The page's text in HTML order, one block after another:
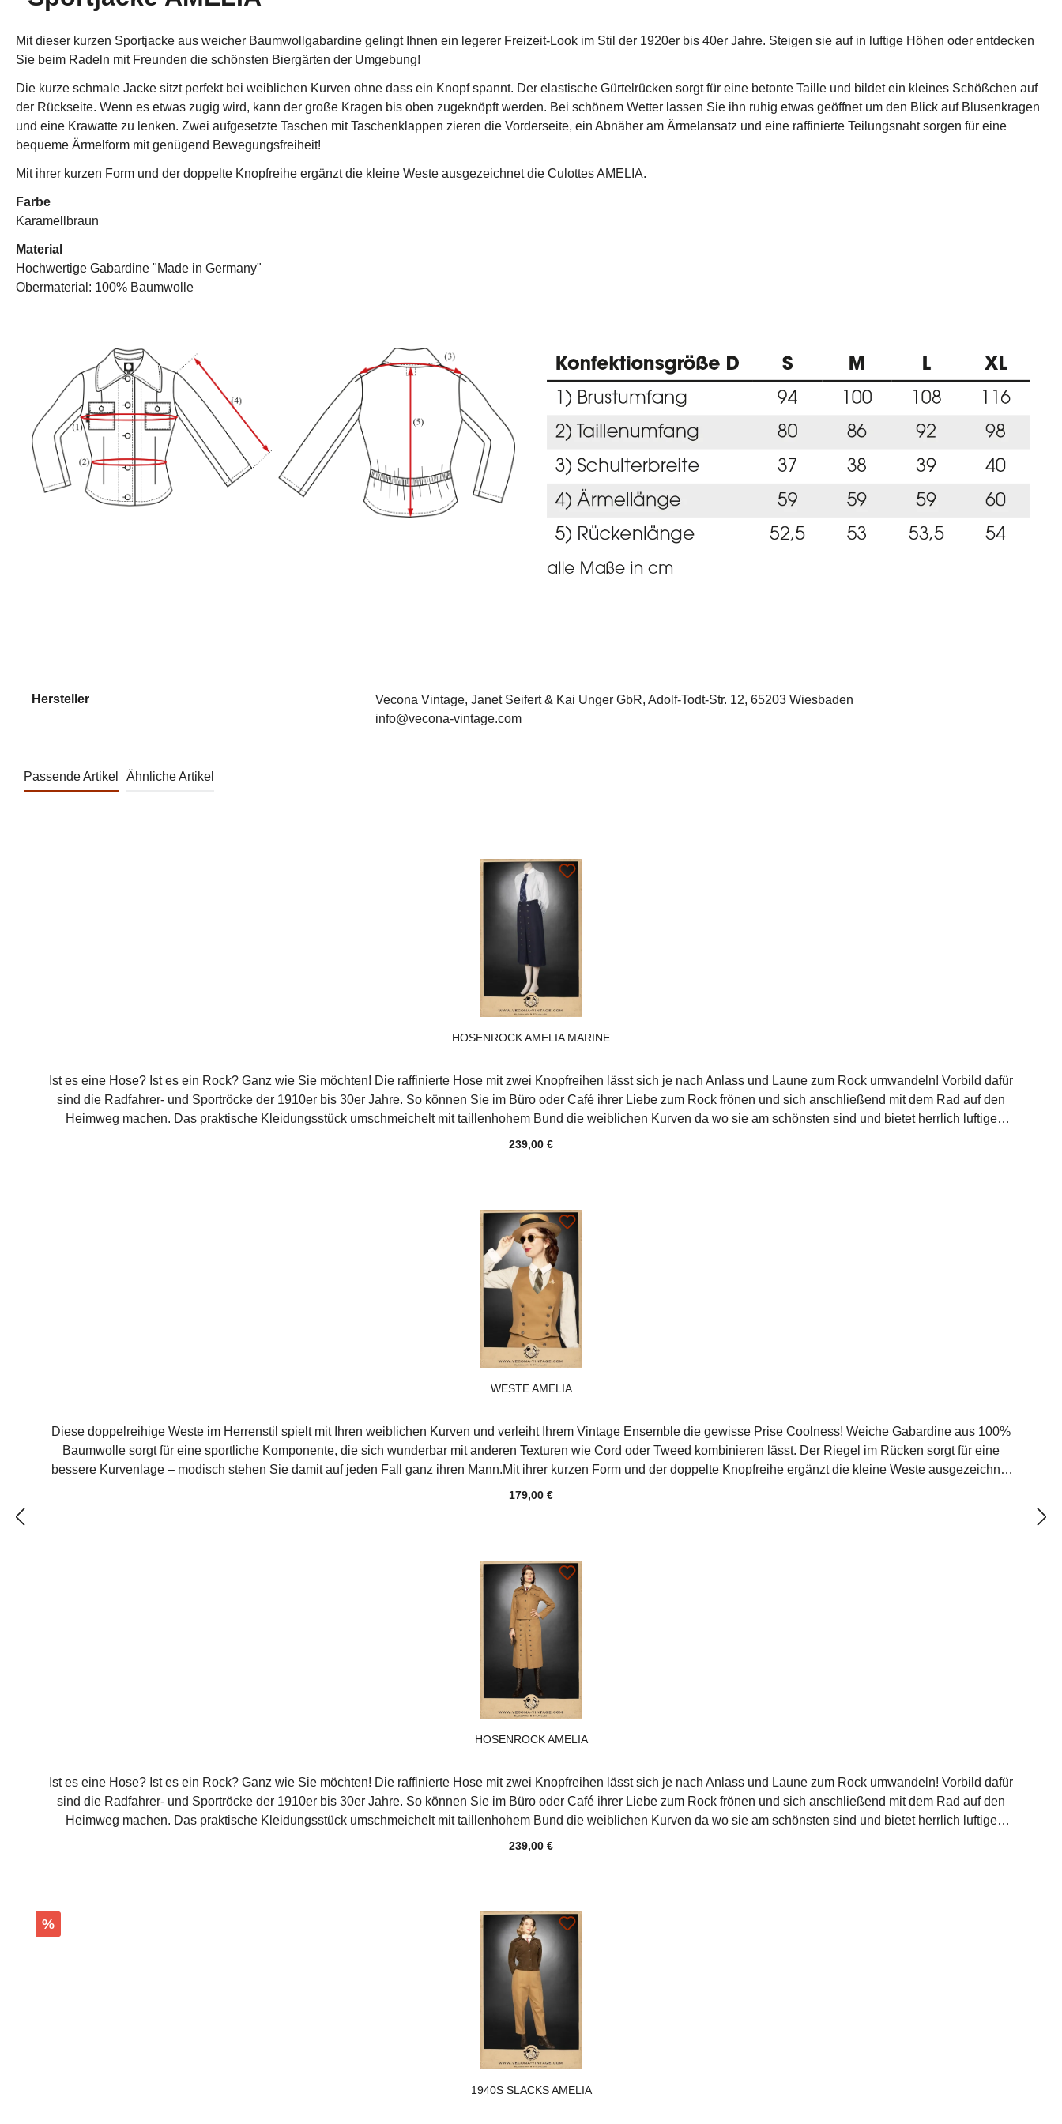
Mit dieser kurzen Sportjacke aus weicher Baumwollgabardine gelingt Ihnen ein legerer Freizeit-Look im Stil der 1920er bis 40er Jahre. Steigen sie auf in luftige Höhen oder entdecken
Sie beim Radeln mit Freunden die schönsten Biergärten der Umgebung!
Die kurze schmale Jacke sitzt perfekt bei weiblichen Kurven ohne dass ein Knopf spannt. Der elastische Gürtelrücken sorgt für eine betonte Taille und bildet ein kleines Schößchen auf
der Rückseite. Wenn es etwas zugig wird, kann der große Kragen bis oben zugeknöpft werden. Bei schönem Wetter lassen Sie ihn ruhig etwas geöffnet um den Blick auf Blusenkragen
und eine Krawatte zu lenken. Zwei aufgesetzte Taschen mit Taschenklappen zieren die Vorderseite, ein Abnäher am Ärmelansatz und eine raffinierte Teilungsnaht sorgen für eine
bequeme Ärmelform mit genügend Bewegungsfreiheit!
Mit ihrer kurzen Form und der doppelte Knopfreihe ergänzt die kleine Weste ausgezeichnet die Culottes AMELIA.
Farbe
Karamellbraun
Material
Hochwertige Gabardine "Made in Germany"
Obermaterial: 100% Baumwolle
Hersteller
Vecona Vintage, Janet Seifert & Kai Unger GbR, Adolf-Todt-Str. 12, 65203 Wiesbaden
info@vecona-vintage.com
Passende Artikel Ähnliche Artikel
HOSENROCK AMELIA MARINE
Ist es eine Hose? Ist es ein Rock? Ganz wie Sie möchten! Die raffinierte Hose mit zwei Knopfreihen lässt sich je nach Anlass und Laune zum Rock umwandeln! Vorbild dafür
sind die Radfahrer- und Sportröcke der 1910er bis 30er Jahre. So können Sie im Büro oder Café ihrer Liebe zum Rock frönen und sich anschließend mit dem Rad auf den
Heimweg machen. Das praktische Kleidungsstück umschmeichelt mit taillenhohem Bund die weiblichen Kurven da wo sie am schönsten sind und bietet herrlich luftige
Bewegungsfreiheit. Fünf Gürtelschlaufen halten Ihren Lieblingsgürtel perfekt auf der Taillenlinie, die praktische 3/4 Länge setzt ihre Fesseln perfekt in Szene und lenkt den
Marineblau Material Hochwertiges Leinenmischgewebe "Made in Germany" aus 100% pflanzlichen Rohstoffen 50% Baumwolle, 35% Modal, 15% Leinen
239,00 €
WESTE AMELIA
Diese doppelreihige Weste im Herrenstil spielt mit Ihren weiblichen Kurven und verleiht Ihrem Vintage Ensemble die gewisse Prise Coolness! Weiche Gabardine aus 100%
Baumwolle sorgt für eine sportliche Komponente, die sich wunderbar mit anderen Texturen wie Cord oder Tweed kombinieren lässt. Der Riegel im Rücken sorgt für eine
bessere Kurvenlage – modisch stehen Sie damit auf jeden Fall ganz ihren Mann.Mit ihrer kurzen Form und der doppelte Knopfreihe ergänzt die kleine Weste ausgezeichnet
die Culottes AMELIA. Farbe KaramellbraunMaterial Hochwertige Gabardine und Taftfutter "Made in Germany" aus 100% pflanzlichen RohstoffenObermaterial: 100%
179,00 €
HOSENROCK AMELIA
Ist es eine Hose? Ist es ein Rock? Ganz wie Sie möchten! Die raffinierte Hose mit zwei Knopfreihen lässt sich je nach Anlass und Laune zum Rock umwandeln! Vorbild dafür
sind die Radfahrer- und Sportröcke der 1910er bis 30er Jahre. So können Sie im Büro oder Café ihrer Liebe zum Rock frönen und sich anschließend mit dem Rad auf den
Heimweg machen. Das praktische Kleidungsstück umschmeichelt mit taillenhohem Bund die weiblichen Kurven da wo sie am schönsten sind und bietet herrlich luftige
Bewegungsfreiheit. Fünf Gürtelschlaufen halten Ihren Lieblingsgürtel perfekt auf der Taillenlinie, die praktische 3/4 Länge setzt ihre Fesseln perfekt in Szene und lenkt den
Karamellbraun Material Hochwertige Baumwollgarbardine "Made in Germany"100% Baumwolle
239,00 €
Rabatt
%
1940S SLACKS AMELIA